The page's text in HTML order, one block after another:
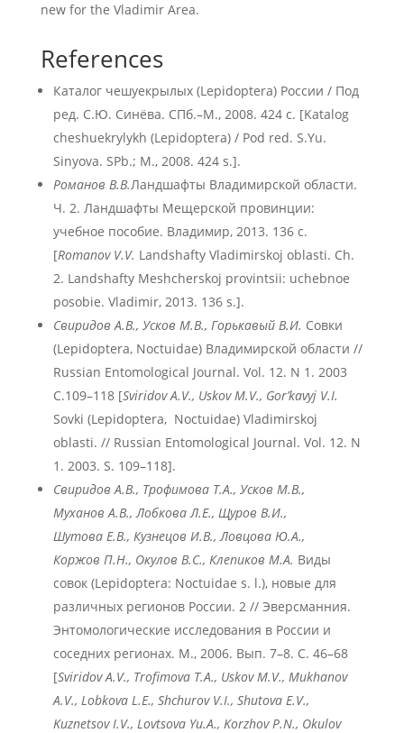
new for the Vladimir Area.
References
Каталог чешуекрылых (Lepidoptera) России / Под
ред. С.Ю. Синёва. СПб.–М., 2008. 424 с. [Katalog
cheshuekrylykh (Lepidoptera) / Pod red. S.Yu.
Sinyova. SPb.; M., 2008. 424 s.].
Романов В.В.Ландшафты Владимирской области.
Ч. 2. Ландшафты Мещерской провинции:
учебное пособие. Владимир, 2013. 136 с.
[RomanovV.V. Landshafty Vladimirskoj oblasti. Ch.
2. Landshafty Meshcherskoj provintsii: uchebnoe
posobie. Vladimir, 2013. 136 s.].
Свиридов А.В., Усков М.В., Горькавый В.И. Совки
(Lepidoptera, Noctuidae) Владимирской области //
Russian Entomological Journal. Vol. 12. N 1. 2003
С.109–118 [Sviridov A.V., Uskov M.V., Gor’kavyj V.I.
Sovki (Lepidoptera, Noctuidae) Vladimirskoj
oblasti. // Russian Entomological Journal. Vol. 12. N
1. 2003. S. 109–118].
Свиридов А.В., Трофимова Т.А., Усков М.В.,
Муханов А.В., Лобкова Л.Е., Щуров В.И.,
Шутова Е.В., Кузнецов И.В., Ловцова Ю.А.,
Коржов П.Н., Окулов В.С., Клепиков М.А. Виды
совок (Lepidoptera: Noctuidae s. l.), новые для
различных регионов России. 2 // Эверсманния.
Энтомологические исследования в России и
соседних регионах. М., 2006. Вып. 7–8. С. 46–68
[SviridovA.V., TrofimovaT.A., UskovM.V., Mukhanov
A.V., LobkovaL.E., ShchurovV.I., ShutovaE.V.,
KuznetsovI.V., LovtsovaYu.A., KorzhovP.N., Okulov